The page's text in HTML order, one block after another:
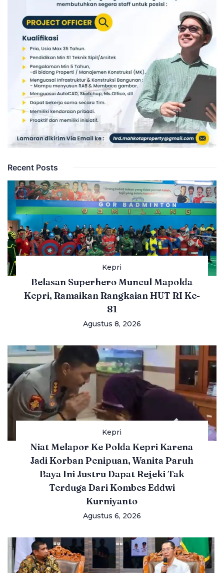
Recent Posts
Kepri
Belasan Superhero Muncul Mapolda
Kepri, Ramaikan Rangkaian HUT RI Ke-
81
Agustus 8, 2026
Kepri
Niat Melapor Ke Polda Kepri Karena
Jadi Korban Penipuan, Wanita Paruh
Baya Ini Justru Dapat Rejeki Tak
Terduga Dari Kombes Eddwi
Kurniyanto
Agustus 6, 2026